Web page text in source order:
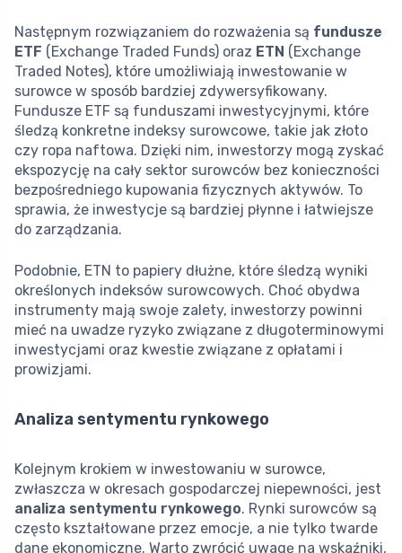
Następnym rozwiązaniem do rozważenia są fundusze
ETF (Exchange Traded Funds) oraz ETN (Exchange
Traded Notes), które umożliwiają inwestowanie w
surowce w sposób bardziej zdywersyfikowany.
Fundusze ETF są funduszami inwestycyjnymi, które
śledzą konkretne indeksy surowcowe, takie jak złoto
czy ropa naftowa. Dzięki nim, inwestorzy mogą zyskać
ekspozycję na cały sektor surowców bez konieczności
bezpośredniego kupowania fizycznych aktywów. To
sprawia, że inwestycje są bardziej płynne i łatwiejsze
do zarządzania.
Podobnie, ETN to papiery dłużne, które śledzą wyniki
określonych indeksów surowcowych. Choć obydwa
instrumenty mają swoje zalety, inwestorzy powinni
mieć na uwadze ryzyko związane z długoterminowymi
inwestycjami oraz kwestie związane z opłatami i
prowizjami.
Analiza sentymentu rynkowego
Kolejnym krokiem w inwestowaniu w surowce,
zwłaszcza w okresach gospodarczej niepewności, jest
analiza sentymentu rynkowego. Rynki surowców są
często kształtowane przez emocje, a nie tylko twarde
dane ekonomiczne. Warto zwrócić uwagę na wskaźniki,